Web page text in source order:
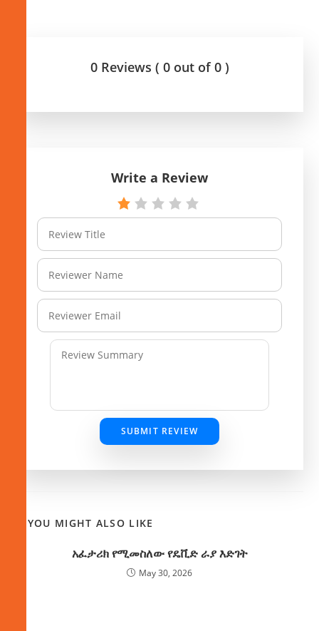
0 Reviews ( 0 out of 0 )
Write a Review
SUBMIT REVIEW
YOU MIGHT ALSO LIKE
አፈታሪክ የሚመስለው የዴቪድ ራያ እድገት
May 30, 2026